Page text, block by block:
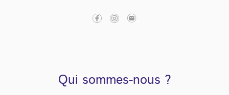
Qui sommes-nous ?